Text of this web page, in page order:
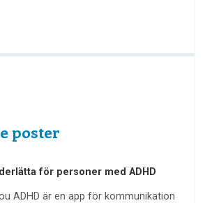
poster
för personer med ADHD
ADHD är en app för kommunikation